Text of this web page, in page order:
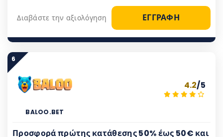
ΕΓΓΡΑΦΗ
Διαβάστε την αξιολόγηση
6
BALOO.BET
4.2/5
Προσφορά πρώτης κατάθεσης 50% έως 50€ και